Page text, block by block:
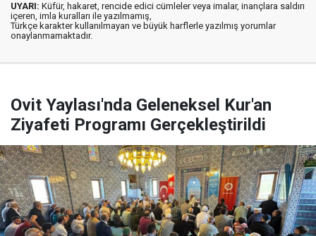
UYARI: Küfür, hakaret, rencide edici cümleler veya imalar, inançlara saldırı
içeren, imla kuralları ile yazılmamış,
Türkçe karakter kullanılmayan ve büyük harflerle yazılmış yorumlar
onaylanmamaktadır.
Ovit Yaylası'nda Geleneksel Kur'an
Ziyafeti Programı Gerçekleştirildi